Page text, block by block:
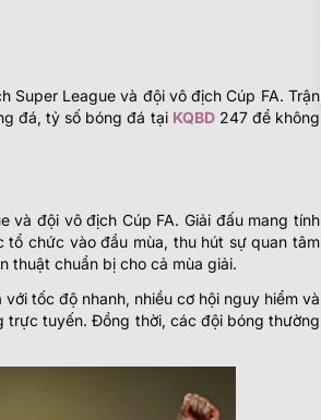
Super League và đội vô địch Cúp FA. Trận
đá, tỷ số bóng đá tại KQBD247 để không
và đội vô địch Cúp FA. Giải đấu mang tính
chức vào đầu mùa, thu hút sự quan tâm
thuật chuẩn bị cho cả mùa giải.
tốc độ nhanh, nhiều cơ hội nguy hiểm và
trực tuyến. Đồng thời, các đội bóng thường